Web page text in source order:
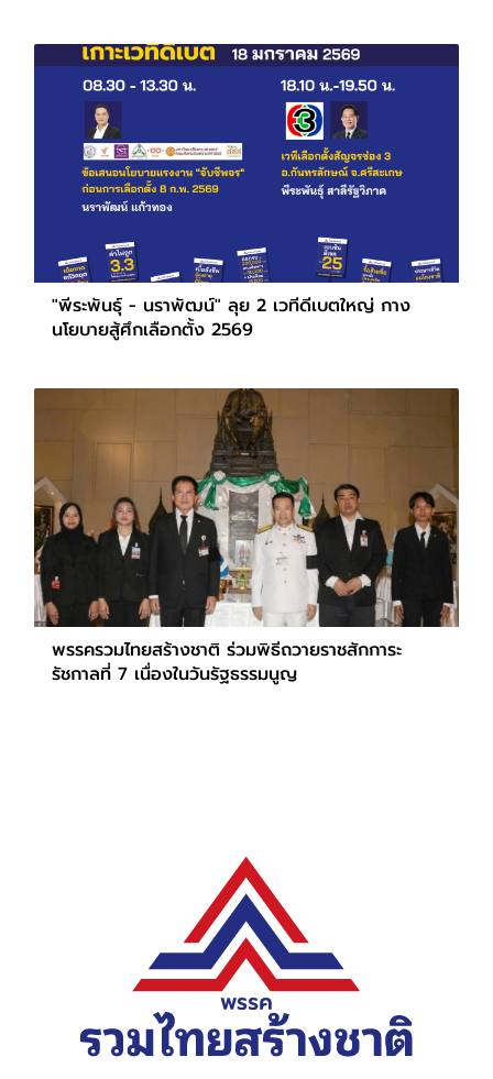
"พีระพันธุ์ - นราพัฒน์" ลุย 2 เวทีดีเบตใหญ่ กาง
นโยบายสู้ศึกเลือกตั้ง 2569
พรรครวมไทยสร้างชาติ ร่วมพิธีถวายราชสักการะ
รัชกาลที่ 7 เนื่องในวันรัฐธรรมนูญ